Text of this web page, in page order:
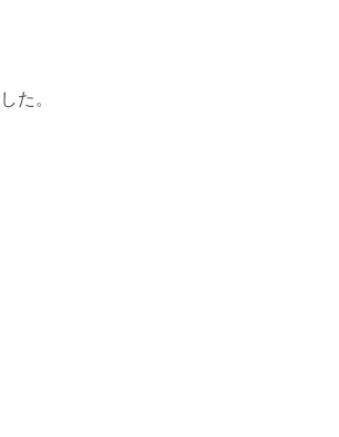
た。